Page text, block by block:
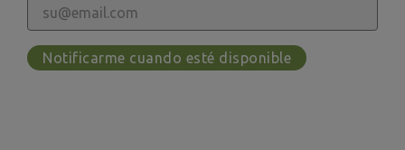
Notificarme cuando esté disponible